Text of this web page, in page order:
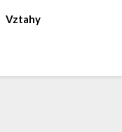
Vztahy